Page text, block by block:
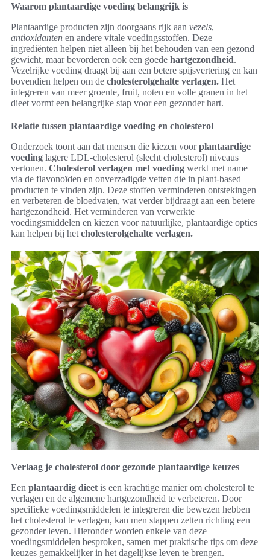
Waarom plantaardige voeding belangrijk is
Plantaardige producten zijn doorgaans rijk aan vezels,
antioxidanten en andere vitale voedingsstoffen. Deze
ingrediënten helpen niet alleen bij het behouden van een gezond
gewicht, maar bevorderen ook een goede hartgezondheid.
Vezelrijke voeding draagt bij aan een betere spijsvertering en kan
bovendien helpen om de cholesterolgehalte verlagen. Het
integreren van meer groente, fruit, noten en volle granen in het
dieet vormt een belangrijke stap voor een gezonder hart.
Relatie tussen plantaardige voeding en cholesterol
Onderzoek toont aan dat mensen die kiezen voorplantaardige
voeding lagere LDL-cholesterol (slecht cholesterol) niveaus
vertonen. Cholesterol verlagen met voeding werkt met name
via de flavonoïden en onverzadigde vetten die in plant-based
producten te vinden zijn. Deze stoffen verminderen ontstekingen
en verbeteren de bloedvaten, wat verder bijdraagt aan een betere
hartgezondheid. Het verminderen van verwerkte
voedingsmiddelen en kiezen voor natuurlijke, plantaardige opties
kan helpen bij het cholesterolgehalte verlagen.
Verlaag je cholesterol door gezonde plantaardige keuzes
Een plantaardig dieet is een krachtige manier om cholesterol te
verlagen en de algemene hartgezondheid te verbeteren. Door
specifieke voedingsmiddelen te integreren die bewezen hebben
het cholesterol te verlagen, kan men stappen zetten richting een
gezonder leven. Hieronder worden enkele van deze
voedingsmiddelen besproken, samen met praktische tips om deze
keuzes gemakkelijker in het dagelijkse leven te brengen.